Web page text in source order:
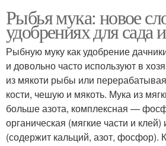
Рыбья мука: новое
удобрениях для сада
Рыбную муку как удобрение
и довольно часто используют в
из мякоти рыбы или
кости, чешую и мякоть. Мука из
больше азота, комплексная —
органическая (мягкие части и
(содержит кальций, азот, фосфор).